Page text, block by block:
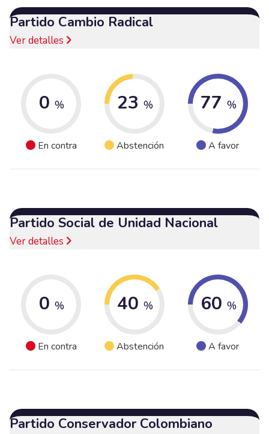
Partido Cambio Radical
Ver detalles
0 %
En contra
23 %
Abstención
77 %
A favor
Partido Social de Unidad Nacional
Ver detalles
0 %
En contra
40 %
Abstención
60 %
A favor
Partido Conservador Colombiano